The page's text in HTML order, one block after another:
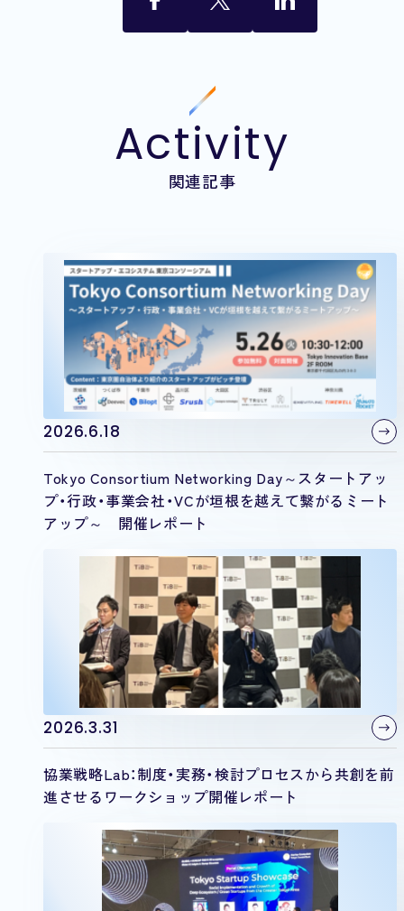
Activity
関連記事
2026.6.18
Tokyo Consortium Networking Day～スタートアッ
プ・行政・事業会社・VCが垣根を越えて繋がるミート
アップ～ 開催レポート
2026.3.31
協業戦略Lab：制度・実務・検討プロセスから共創を前
進させるワークショップ開催レポート